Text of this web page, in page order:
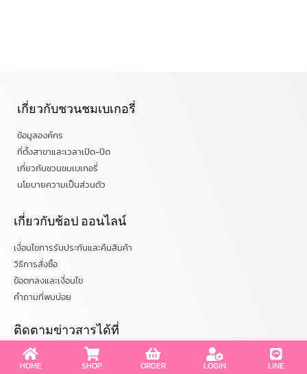
เกี่ยวกับชวนชมเบเกอรี่
ข้อมูลองค์กร
ที่ตั้งสาขาและเวลาเปิด-ปิด
เกี่ยวกับชวนชมเบเกอรี่
นโยบายความเป็นส่วนตัว
เกี่ยวกับช้อป ออนไลน์
เงื่อนไขการรับประกันและคืนสินค้า
วิธีการสั่งซื้อ
ข้อตกลงและเงื่อนไข
คำถามที่พบบ่อย
ติดตามข่าวสารได้ที่
chuanchombakery
HOME SHOP ORDER LOGIN LINE